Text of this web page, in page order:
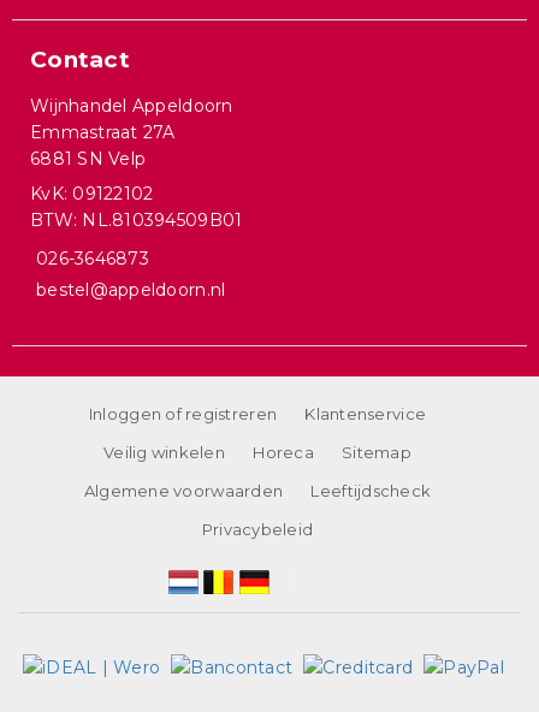
Contact
Wijnhandel Appeldoorn
Emmastraat 27A
6881 SN Velp
KvK: 09122102
BTW: NL.810394509B01
026-3646873
bestel@appeldoorn.nl
Inloggen of registreren
Klantenservice
Veilig winkelen
Horeca
Sitemap
Algemene voorwaarden
Leeftijdscheck
Privacybeleid